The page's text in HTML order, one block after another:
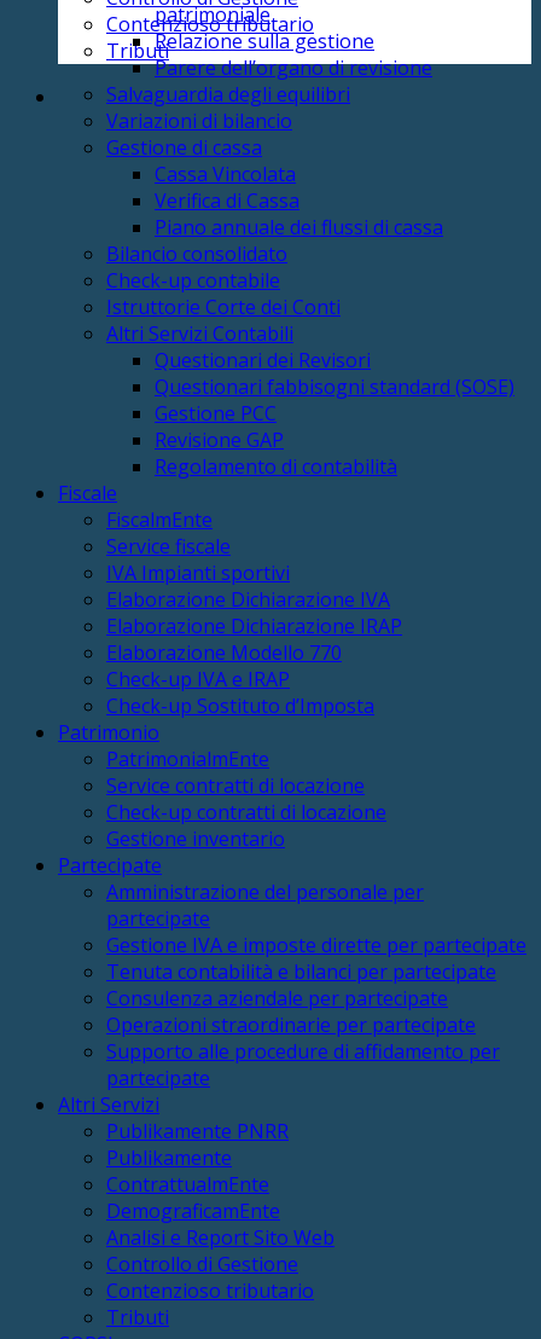
Contenzioso tributario
Tributi
patrimoniale
Relazione sulla gestione
Parere dell’organo di revisione
Salvaguardia degli equilibri
Variazioni di bilancio
Gestione di cassa
Cassa Vincolata
Verifica di Cassa
Piano annuale dei flussi di cassa
Bilancio consolidato
Check-up contabile
Istruttorie Corte dei Conti
Altri Servizi Contabili
Questionari dei Revisori
Questionari fabbisogni standard (SOSE)
Gestione PCC
Revisione GAP
Regolamento di contabilità
Fiscale
FiscalmEnte
Service fiscale
IVA Impianti sportivi
Elaborazione Dichiarazione IVA
Elaborazione Dichiarazione IRAP
Elaborazione Modello 770
Check-up IVA e IRAP
Check-up Sostituto d’Imposta
Patrimonio
PatrimonialmEnte
Service contratti di locazione
Check-up contratti di locazione
Gestione inventario
Partecipate
Amministrazione del personale per
partecipate
Gestione IVA e imposte dirette per partecipate
Tenuta contabilità e bilanci per partecipate
Consulenza aziendale per partecipate
Operazioni straordinarie per partecipate
Supporto alle procedure di affidamento per
partecipate
Altri Servizi
Publikamente PNRR
Publikamente
ContrattualmEnte
DemograficamEnte
Analisi e Report Sito Web
Controllo di Gestione
Contenzioso tributario
Tributi